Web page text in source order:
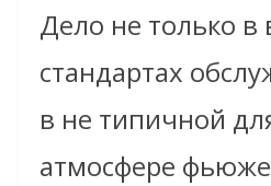
Дело не только в
стандартах
в не типичной
атмосфере